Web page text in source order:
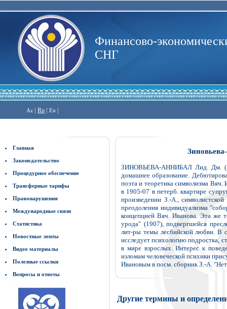
Финансово-
СНГ
Az | Ru | En |
Главная
Законодательство
Процедурное обеспечение
Трансферные тарифы
Правонарушения
Международные связи
Статистика
Новостные ленты
Видео материалы
Полезные ссылки
Вопросы и ответы
ЗИНОВЬЕВА-АННИБАЛ Лид. Дм.
домашнее образование.
поэта и теоретика символизма
в 1905-07 в петерб. квартире
произведении З.-А.,
преодоления индивидуализма
концепцией Вяч. Иванова. Эта же
урода" (1907), подвергшейся
лит-ры темы лесбийской любви. В
исследует психологию подростка,
в мире взрослых. Интерес к
изломам человеческой психики
Ивановым в посм. сборник З.-А.
Другие термины и